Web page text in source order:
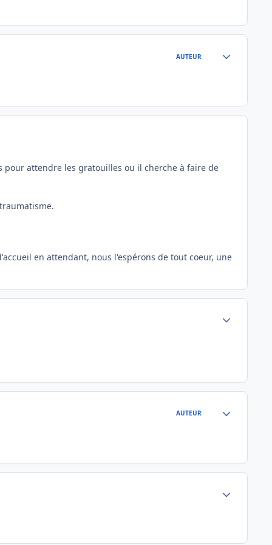
AUTEUR
pour attendre les gratouilles ou il cherche à faire de
en attendant, nous l'espérons de tout coeur, une
AUTEUR